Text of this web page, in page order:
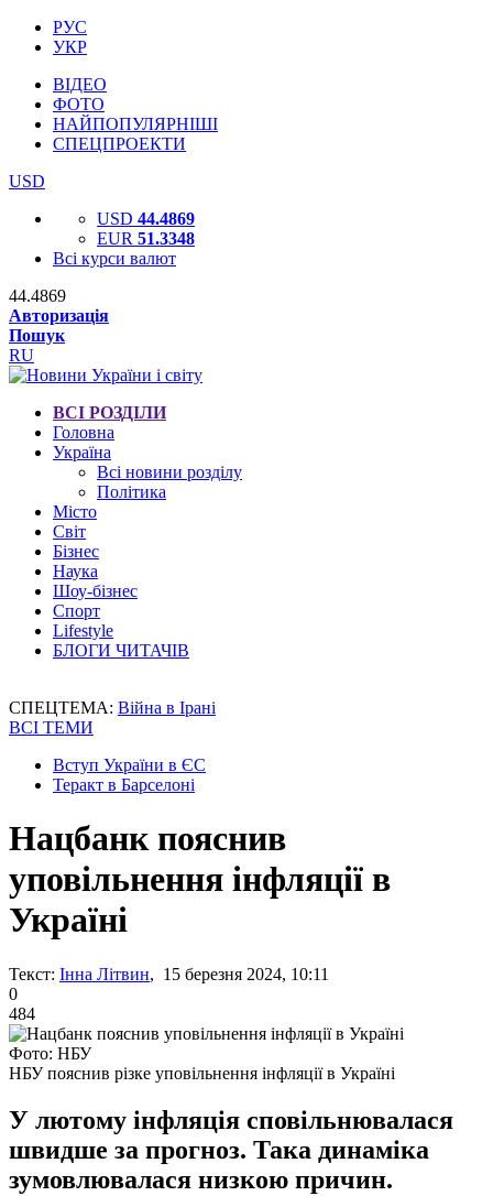
РУС
УКР
ВІДЕО
ФОТО
НАЙПОПУЛЯРНІШІ
СПЕЦПРОЕКТИ
USD
USD 44.4869
EUR 51.3348
Всі курси валют
44.4869
Авторизація
Пошук
RU
ВСІ РОЗДІЛИ
Головна
Україна
Всі новини розділу
Політика
Місто
Світ
Бізнес
Наука
Шоу-бізнес
Спорт
Lifestyle
БЛОГИ ЧИТАЧІВ
СПЕЦТЕМА: Війна в Ірані
ВСІ ТЕМИ
Вступ України в ЄС
Теракт в Барселоні
Нацбанк пояснив
уповільнення інфляції в
Україні
Текст: Інна Літвин, 15 березня 2024, 10:11
0
484
Фото: НБУ
НБУ пояснив різке уповільнення інфляції в Україні
У лютому інфляція сповільнювалася
швидше за прогноз. Така динаміка
зумовлювалася низкою причин.